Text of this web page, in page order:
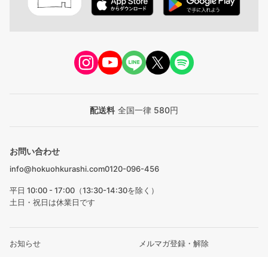
配送料 全国一律 580円
お問い合わせ
info@hokuohkurashi.com0120-096-456
平日 10:00 - 17:00（13:30-14:30を除く）
土日・祝日は休業日です
お知らせ メルマガ登録・解除